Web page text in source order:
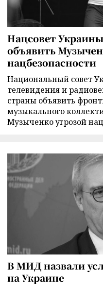
Нацсовет
объявить
нацбезопасности
Национальный совет
телевидения и
страны объявить
музыкального
Музыченко угрозой
В МИД назвали
на Украине